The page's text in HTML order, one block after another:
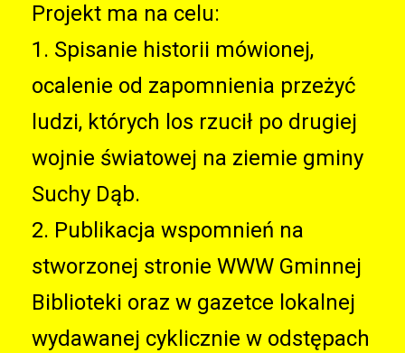
Projekt ma na celu:
1. Spisanie historii mówionej,
ocalenie od zapomnienia przeżyć
ludzi, których los rzucił po drugiej
wojnie światowej na ziemie gminy
Suchy Dąb.
2. Publikacja wspomnień na
stworzonej stronie WWW Gminnej
Biblioteki oraz w gazetce lokalnej
wydawanej cyklicznie w odstępach